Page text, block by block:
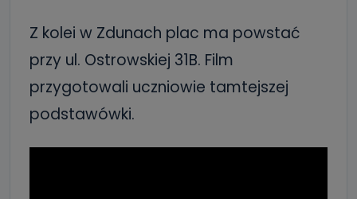
Z kolei w Zdunach plac ma powstać
przy ul. Ostrowskiej 31B. Film
przygotowali uczniowie tamtejszej
podstawówki.